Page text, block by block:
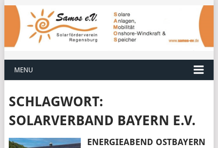
MENU
SCHLAGWORT:
SOLARVERBAND BAYERN E.V.
ENERGIEABEND OSTBAYERN